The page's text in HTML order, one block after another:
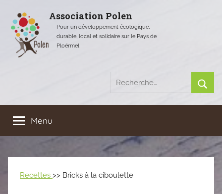
contenu
Association Polen
Pour un développement écologique,
durable, local et solidaire sur le Pays de
Ploërmel
Recherche
:
Menu
Recettes >> Bricks à la ciboulette